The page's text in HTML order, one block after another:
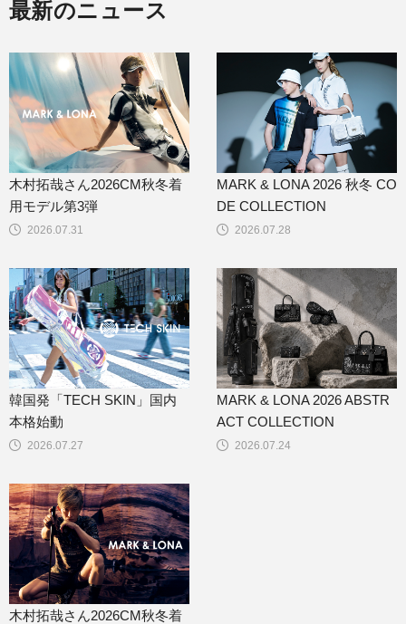
最新のニュース
2026.07.31
木村拓哉さん2026CM秋冬着
用モデル第3弾
2026.07.28
MARK & LONA 2026 秋冬 CO
DE COLLECTION
2026.07.27
韓国発「TECH SKIN」国内
本格始動
2026.07.24
MARK & LONA 2026 ABSTR
ACT COLLECTION
木村拓哉さん2026CM秋冬着